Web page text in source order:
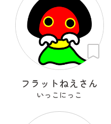
フラットねえさん
いっこにっこ